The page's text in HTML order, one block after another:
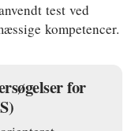
test ved
kompetencer.
for